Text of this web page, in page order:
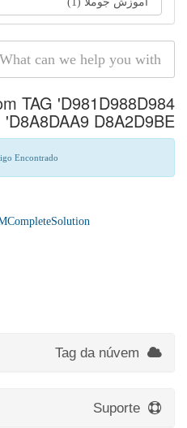
TAG 'D981D988D984
D8A8DAA9 D8A2D9BE'
Encontrado